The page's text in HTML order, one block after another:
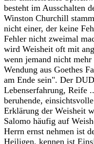
besteht im Ausschalten
Winston Churchill
nicht einer, der keine
Fehler nicht zweimal
wird Weisheit oft mit
wenn jemand nicht
Wendung aus Goethes
am Ende sein". Der
Lebenserfahrung, Reife
beruhende,
Erklärung der Weisheit
Salomo häufig auf
Herrn ernst nehmen ist
Heiligen, kennen ist